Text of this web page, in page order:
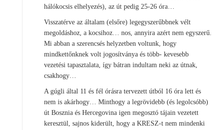
hálókocsis elhelyezés), az út pedig 25-26 óra…
Visszatérve az általam (elsőre) legegyszerűbbnek vélt
megoldáshoz, a kocsihoz… nos, annyira azért nem egyszerű.
Mi abban a szerencsés helyzetben voltunk, hogy
mindkettőnknek volt jogosítványa és több- kevesebb
vezetési tapasztalata, így bátran indultam neki az útnak,
csakhogy…
A gúgli által 11 és fél órásra tervezett útból 16 óra lett és
nem is akárhogy… Minthogy a legrövidebb (és legolcsóbb)
út Bosznia és Hercegovina igen megosztó tájain vezetett
keresztül, sajnos kiderült, hogy a KRESZ-t nem mindenki